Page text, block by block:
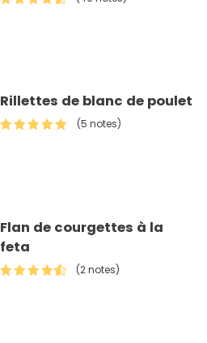
Rillettes de blanc de poulet
(5 notes)
Flan de courgettes à la
feta
(2 notes)